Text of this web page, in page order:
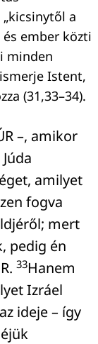
a
és ember közti
minden
Istent,
(31,33–34).
–, amikor
amilyet
fogva
mert
pedig én
33Hanem
Izráel
ideje – így